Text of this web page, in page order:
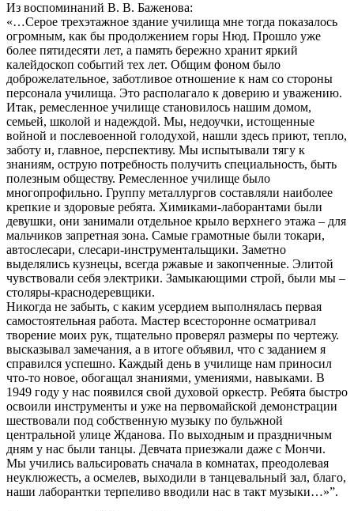
Из воспоминаний В. В. Баженова:
«…Серое трехэтажное здание училища мне тогда показалось
огромным, как бы продолжением горы Нюд. Прошло уже
более пятидесяти лет, а память бережно хранит яркий
калейдоскоп событий тех лет. Общим фоном было
доброжелательное, заботливое отношение к нам со стороны
персонала училища. Это располагало к доверию и уважению.
Итак, ремесленное училище становилось нашим домом,
семьей, школой и надеждой. Мы, недоучки, истощенные
войной и послевоенной голодухой, нашли здесь приют, тепло,
заботу и, главное, перспективу. Мы испытывали тягу к
знаниям, острую потребность получить специальность, быть
полезным обществу. Ремесленное училище было
многопрофильно. Группу металлургов составляли наиболее
крепкие и здоровые ребята. Химиками-лаборантами были
девушки, они занимали отдельное крыло верхнего этажа – для
мальчиков запретная зона. Самые грамотные были токари,
автослесари, слесари-инструментальщики. Заметно
выделялись кузнецы, всегда ржавые и закопченные. Элитой
чувствовали себя электрики. Замыкающими строй, были мы –
столяры-краснодеревщики.
Никогда не забыть, с каким усердием выполнялась первая
самостоятельная работа. Мастер всесторонне осматривал
творение моих рук, тщательно проверял размеры по чертежу.
высказывал замечания, а в итоге объявил, что с заданием я
справился успешно. Каждый день в училище нам приносил
что-то новое, обогащал знаниями, умениями, навыками. В
1949 году у нас появился свой духовой оркестр. Ребята быстро
освоили инструменты и уже на первомайской демонстрации
шествовали под собственную музыку по бульжной
центральной улице Жданова. По выходным и праздничным
дням у нас были танцы. Девчата приезжали даже с Мончи.
Мы учились вальсировать сначала в комнатах, преодолевая
неуклюжесть, а осмелев, выходили в танцевальный зал, благо,
наши лаборантки терпеливо вводили нас в такт музыки…»”.